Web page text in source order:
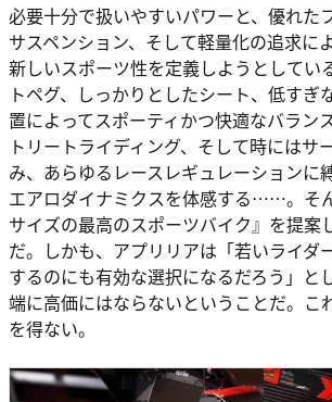
必要十分で扱いやすいパワーと、優れた
サスペンション、そして軽量化の追求に
新しいスポーツ性を定義しようとしてい
トペグ、しっかりとしたシート、低すぎ
置によってスポーティかつ快適なバラン
トリートライディング、そして時にはサ
み、あらゆるレースレギュレーションに
エアロダイナミクスを体感する……。そ
サイズの最高のスポーツバイク』を提案
だ。しかも、アプリリアは「若いライダ
するのにも有効な選択になるだろう」と
端に高価にはならないということだ。こ
を得ない。